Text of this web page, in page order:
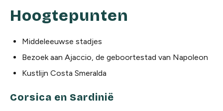
Hoogtepunten
Middeleeuwse stadjes
Bezoek aan Ajaccio, de geboortestad van Napoleon
Kustlijn Costa Smeralda
Corsica en Sardinië